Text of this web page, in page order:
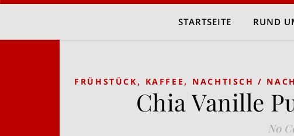
STARTSEITE RUND
FRÜHSTÜCK , KAFFEE , NACHTISCH /
Chia Vanille
No